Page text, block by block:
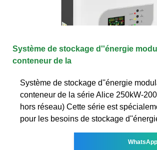
Système de stockage d''énergie
conteneur de la
Système de stockage d''énergie
conteneur de la série Alice 250kW-
hors réseau) Cette série est
pour les besoins de stockage
WhatsApp